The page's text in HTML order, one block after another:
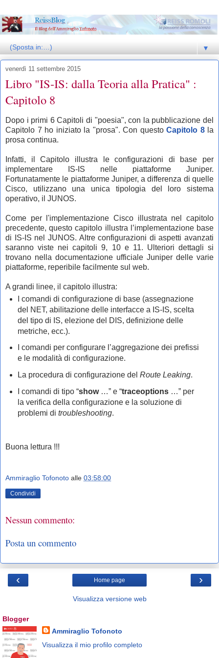
▼
venerdì 11 settembre 2015
Libro "IS-IS: dalla Teoria alla Pratica" :
Capitolo 8
Dopo i primi 6 Capitoli di "poesia", con la pubblicazione del
Capitolo 7 ho iniziato la "prosa". Con questo Capitolo 8la
prosa continua.
Infatti, il Capitolo illustra le configurazioni di base per
implementare IS-IS nelle piattaforme Juniper.
Fortunatamente le piattaforme Juniper, a differenza di quelle
Cisco, utilizzano una unica tipologia del loro sistema
operativo, il JUNOS.
Come per l'implementazione Cisco illustrata nel capitolo
precedente, questo capitolo illustra l’implementazione base
di IS-IS nel JUNOS. Altre configurazioni di aspetti avanzati
saranno viste nei capitoli 9, 10 e 11. Ulteriori dettagli si
trovano nella documentazione ufficiale Juniper delle varie
piattaforme, reperibile facilmente sul web.
A grandi linee, il capitolo illustra:
I comandi di configurazione di base (assegnazione
del NET, abilitazione delle interfacce a IS-IS, scelta
del tipo di IS, elezione del DIS, definizione delle
metriche, ecc.).
I comandi per configurare l’aggregazione dei prefissi
e le modalità di configurazione.
La procedura di configurazione del Route Leaking.
I comandi di tipo “show …” e “traceoptions …” per
la verifica della configurazione e la soluzione di
problemi di troubleshooting.
Buona lettura !!!
Ammiraglio Tofonoto alle 03:58:00
Condividi
Nessun commento:
Posta un commento
‹ ›
Home page
Visualizza versione web
Blogger
Ammiraglio Tofonoto
Visualizza il mio profilo completo